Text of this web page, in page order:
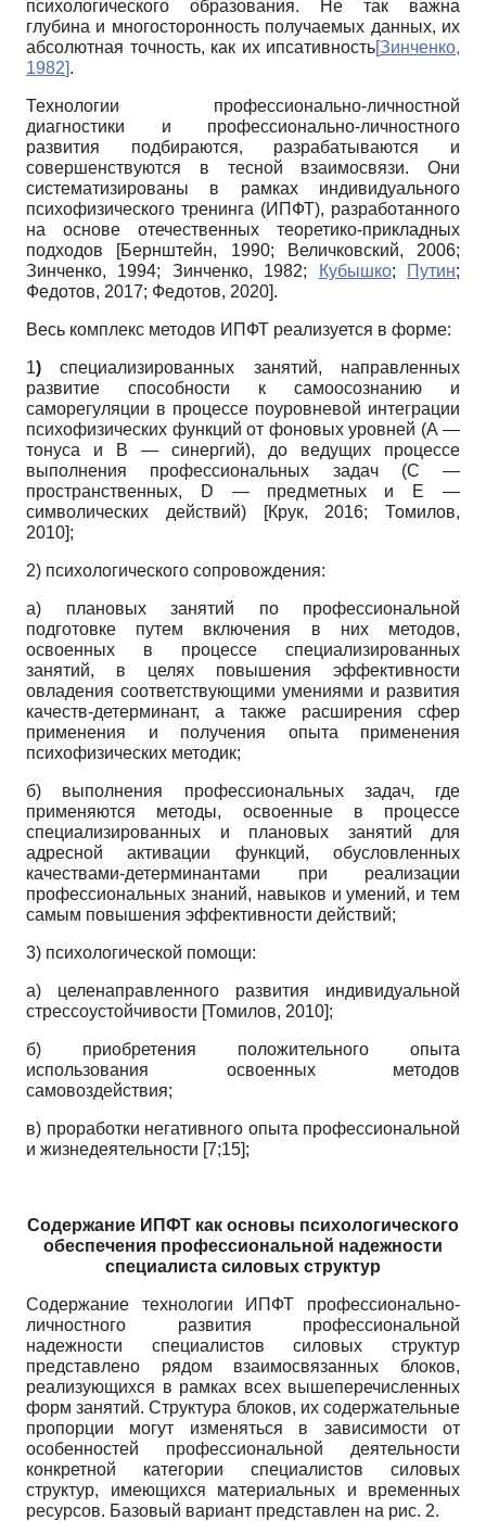
психологического образования. Не так важна
глубина и многосторонность получаемых данных, их
абсолютная точность, как их ипсативность[Зинченко,
1982].
Технологии профессионально-личностной
диагностики и профессионально-личностного
развития подбираются, разрабатываются и
совершенствуются в тесной взаимосвязи. Они
систематизированы в рамках индивидуального
психофизического тренинга (ИПФТ), разработанного
на основе отечественных теоретико-прикладных
подходов
[Бернштейн, 1990; Величковский, 2006;
Зинченко, 1994; Зинченко, 1982; Кубышко; Путин;
Федотов, 2017; Федотов, 2020].
Весь комплекс методов ИПФТ реализуется в форме:
1) специализированных занятий, направленных
развитие способности к самоосознанию и
саморегуляции в процессе поуровневой интеграции
психофизических функций от фоновых уровней (А —
тонуса и В — синергий), до ведущих процессе
выполнения профессиональных задач (С —
пространственных, D — предметных и Е —
символических действий)
[Крук, 2016; Томилов,
2010];
2) психологического сопровождения:
а) плановых занятий по профессиональной
подготовке путем включения в них методов,
освоенных в процессе специализированных
занятий, в целях повышения эффективности
овладения соответствующими умениями и развития
качеств-детерминант, а также расширения сфер
применения и получения опыта применения
психофизических методик;
б) выполнения профессиональных задач, где
применяются методы, освоенные в процессе
специализированных и плановых занятий для
адресной активации функций, обусловленных
качествами-детерминантами при реализации
профессиональных знаний, навыков и умений, и тем
самым повышения эффективности действий;
3) психологической помощи:
а) целенаправленного развития индивидуальной
стрессоустойчивости [Томилов, 2010];
б) приобретения положительного опыта
использования освоенных методов
самовоздействия;
в) проработки негативного опыта профессиональной
и жизнедеятельности [7;15];
Содержание ИПФТ как основы психологического
обеспечения профессиональной надежности
специалиста силовых структур
Содержание технологии ИПФТ профессионально-
личностного развития профессиональной
надежности специалистов силовых структур
представлено рядом взаимосвязанных блоков,
реализующихся в рамках всех вышеперечисленных
форм занятий. Структура блоков, их содержательные
пропорции могут изменяться в зависимости от
особенностей профессиональной деятельности
конкретной категории специалистов силовых
структур, имеющихся материальных и временных
ресурсов. Базовый вариант представлен на рис. 2.